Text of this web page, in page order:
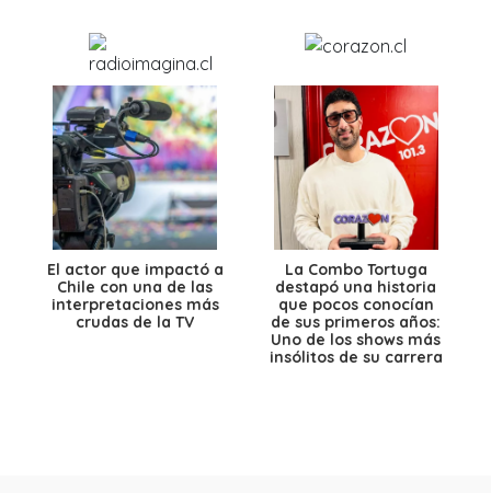
El actor que impactó a
Chile con una de las
interpretaciones más
crudas de la TV
La Combo Tortuga
destapó una historia
que pocos conocían
de sus primeros años:
Uno de los shows más
insólitos de su carrera